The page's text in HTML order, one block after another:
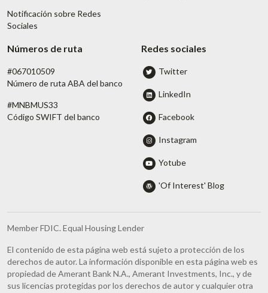
Notificación sobre Redes
Sociales
Números de ruta
#067010509
Número de ruta ABA del banco
#MNBMUS33
Código SWIFT del banco
Redes sociales
Twitter
LinkedIn
Facebook
Instagram
Yotube
'Of Interest' Blog
Member FDIC. Equal Housing Lender
El contenido de esta página web está sujeto a protección de los
derechos de autor. La información disponible en esta página web es
propiedad de Amerant Bank N.A., Amerant Investments, Inc., y de
sus licencias protegidas por los derechos de autor y cualquier otra